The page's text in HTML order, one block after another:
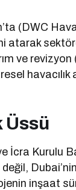
(DWC
atarak
ve
Üssü
İcra Kurulu
inşaat